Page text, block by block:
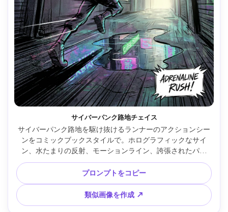
サイバーパンク路地チェイス
サイバーパンク路地を駆け抜けるランナーのアクションシー
ンをコミックブックスタイルで。ホログラフィックなサイ
ン、水たまりの反射、モーションライン、誇張されたパー
ス、太いインクとネオンアクセントカラー、壁にハーフトー
ンシャドウ、スピード感あるインクのスジ、緊張感あるムー
ド、グラフィックノベルページのようなパネル構図、85mm
レンズ、浅い被写界深度、ソフトな映画風ライティング --ar
4:5
プロンプトをコピー
類似画像を作成 ↗